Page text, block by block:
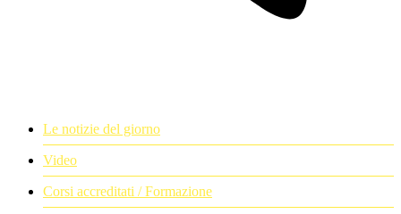
Le notizie del giorno
Video
Corsi accreditati / Formazione